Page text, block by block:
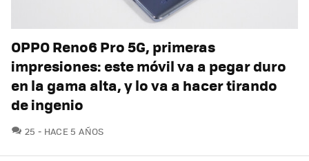
OPPO Reno6 Pro 5G, primeras
impresiones: este móvil va a pegar duro
en la gama alta, y lo va a hacer tirando
de ingenio
25 COMENTARIOS
HACE 5 AÑOS